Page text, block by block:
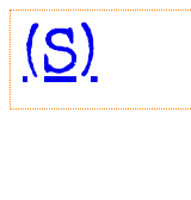
Aller
au
contenu
(S)